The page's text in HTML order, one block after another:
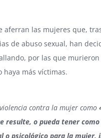
aferran las mujeres que,
de abuso sexual, han
por las que
haya más víctimas.
contra la mujer como
resulte, o pueda tener como
o psicológico para la mujer,